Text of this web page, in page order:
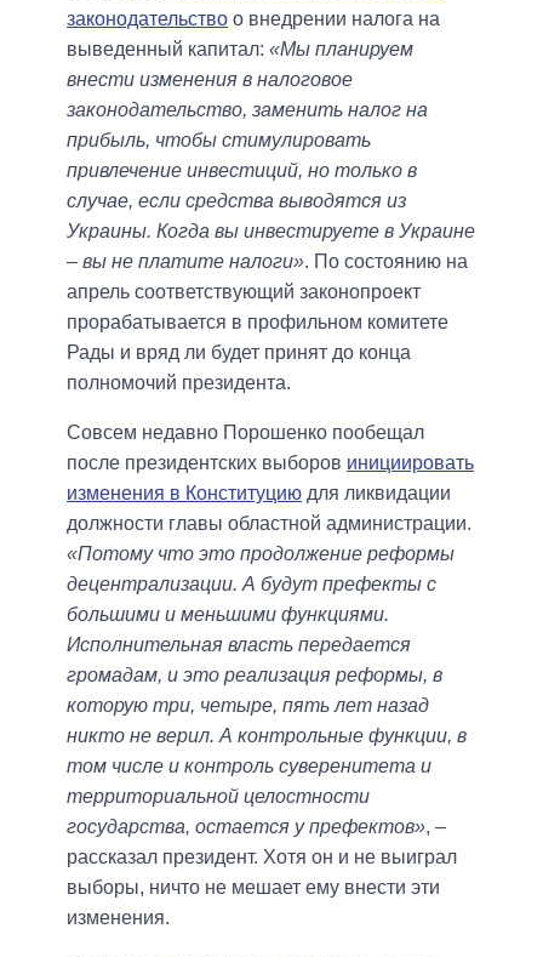
законодательство о внедрении налога на
выведенный капитал: «Мы планируем
внести изменения в налоговое
законодательство, заменить налог на
прибыль, чтобы стимулировать
привлечение инвестиций, но только в
случае, если средства выводятся из
Украины. Когда вы инвестируете в Украине
– вы не платите налоги». По состоянию на
апрель соответствующий законопроект
прорабатывается в профильном комитете
Рады и вряд ли будет принят до конца
полномочий президента.
Совсем недавно Порошенко пообещал
после президентских выборов инициировать
изменения в Конституцию для ликвидации
должности главы областной администрации.
«Потому что это продолжение реформы
децентрализации. А будут префекты с
большими и меньшими функциями.
Исполнительная власть передается
громадам, и это реализация реформы, в
которую три, четыре, пять лет назад
никто не верил. А контрольные функции, в
том числе и контроль суверенитета и
территориальной целостности
государства, остается у префектов», –
рассказал президент. Хотя он и не выиграл
выборы, ничто не мешает ему внести эти
изменения.